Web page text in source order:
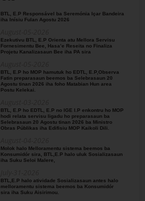
BTL, E.P Responsável ba Seremónia Içar Bandeira
iha Inísiu Fulan Agostu 2026
Ezekutivu BTL, E.P Orienta atu Mellora Servisu
Fornesimentu Bee, Hasa’e Reseita no Finaliza
Projetu Kanalizasaun Bee iha PA sira
BTL, E.P ho MOP hamutuk ho EDTL, E.P,Observa
Fatin preparasaun beemos ba Selebrasaun 20
Agostu tinan 2026 iha foho Matabian Hun area
Postu Kelekai.
BTL, E.P ho EDTL, E.P no IGE I.P enkontru ho MOP
hodi relata servisu ligadu ho preparasaun ba
Selebrasaun 20 Agostu tinan 2026 ba Ministro
Obras Públikas iha Edifisiu MOP Kaikoli Dili.
Molok halo Melloramentu sistema beemos ba
Konsumidór sira, BTL,E.P halo uluk Sosializasaun
iha Suku Seloi Malere,
BTL,E.P halo atividade Sosializasaun antes halo
melloramentu sistema beemos ba Konsumidór
sira iha Suku Aisirimou.